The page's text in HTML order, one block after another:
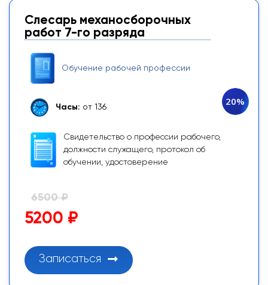
Слесарь механосборочных
работ 7-го разряда
Обучение рабочей профессии
Часы: от 136
Свидетельство о профессии рабочего,
должности служащего, протокол об
обучении, удостоверение
20%
6500 ₽
5200 ₽
Записаться